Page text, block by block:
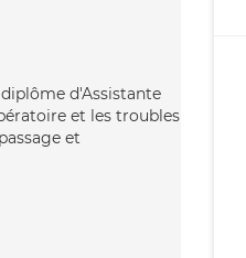
diplôme d'Assistante
et les troubles
et